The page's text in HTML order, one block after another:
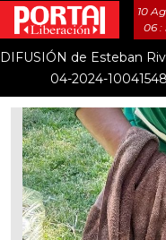
10
06 :
DIFUSIÓN de Esteban
04-2024-